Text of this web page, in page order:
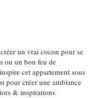
un vrai cocon pour se
ou un bon feu de
cet appartement sous
pour créer une ambiance
& inspirations